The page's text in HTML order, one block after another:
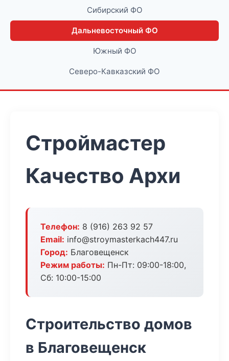
Сибирский ФО
Дальневосточный ФО
Южный ФО
Северо-Кавказский ФО
Строймастер
Качество Архи
Телефон: 8 (916) 263 92 57
Email: info@stroymasterkach447.ru
Город: Благовещенск
Режим работы: Пн-Пт: 09:00-18:00,
Сб: 10:00-15:00
Строительство домов
в Благовещенск